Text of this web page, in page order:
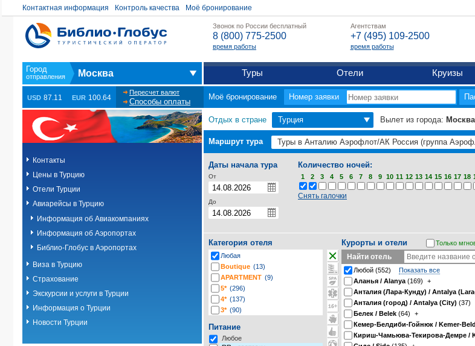
Контактная информация Контроль качества Моё бронирование
Звонок по России бесплатный
8 (800) 775-2500
время работы
Агентствам
+7 (495) 109-2500
время работы
Москва Туры Отели Круизы
USD 87.11 EUR 100.64
Пересчет валют
Способы оплаты
Моё бронирование Номер заявки
Контакты
Цены в Турцию
Отели Турции
Авиарейсы в Турцию
Информация об Авиакомпаниях
Информация об Аэропортах
Библио-Глобус в Аэропортах
Виза в Турцию
Страхование
Экскурсии и услуги в Турции
Информация о Турции
Новости Турции
Отдых в стране Турция Вылет из города:
Маршрут тура
Даты начала тура
От
До
Количество ночей:
1 2 3 4 5 6 7 8 9 10 11 12 13 14 15 16 17 18
Снять галочки
Категория отеля
Любая
Boutique (13)
APARTMENT (9)
5* (296)
4* (137)
3* (90)
-* (4)
Питание
Любое
Только
Курорты и отели
Найти отель
Любой (552)
Показать все
Аланья / Alanya (169)
+
Анталия (Лара-Кунду) / Antalya
Анталия (город) / Antalya (City) (37)
Белек / Belek (64)
+
Кемер-Белдиби-Гойнюк / Kemer-
Кириш-Чамьюва-Текирова-Демре /